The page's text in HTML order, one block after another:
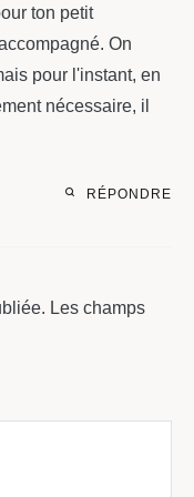
ton petit
On
pour l'instant, en
nécessaire, il
RÉPONDRE
Les champs